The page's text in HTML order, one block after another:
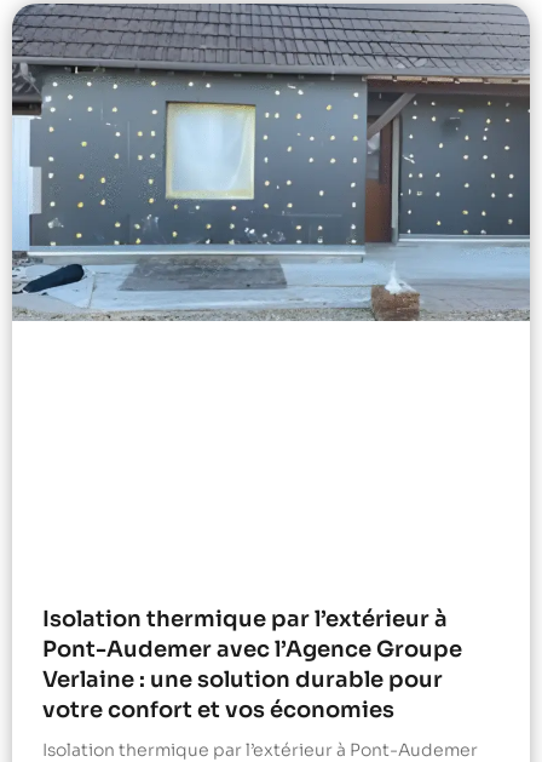
Isolation thermique par l’extérieur à
Pont-Audemer avec l’Agence Groupe
Verlaine : une solution durable pour
votre confort et vos économies
Isolation thermique par l’extérieur à Pont-Audemer